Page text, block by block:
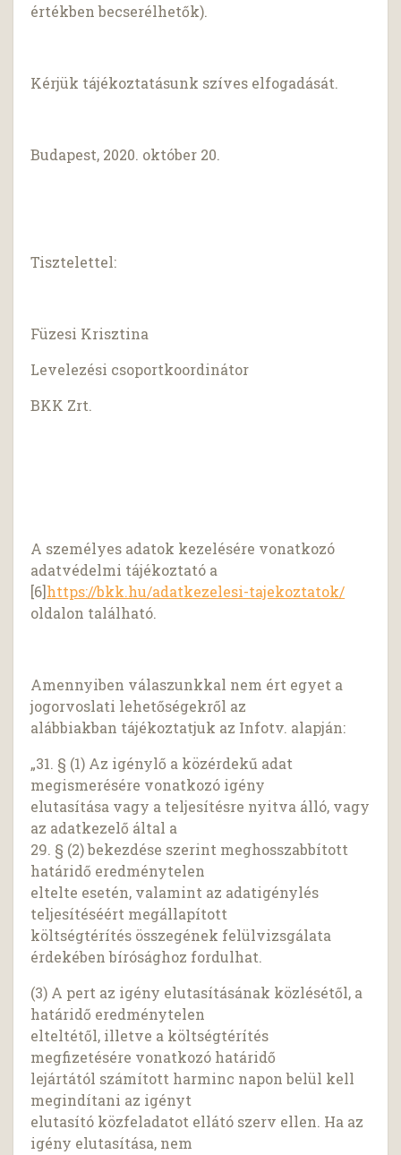
értékben becserélhetők).
Kérjük tájékoztatásunk szíves elfogadását.
Budapest, 2020. október 20.
Tisztelettel:
Füzesi Krisztina
Levelezési csoportkoordinátor
BKK Zrt.
A személyes adatok kezelésére vonatkozó
adatvédelmi tájékoztató a
[6]https://bkk.hu/adatkezelesi-tajekoztatok/
oldalon található.
Amennyiben válaszunkkal nem ért egyet a
jogorvoslati lehetőségekről az
alábbiakban tájékoztatjuk az Infotv. alapján:
„31. § (1) Az igénylő a közérdekű adat
megismerésére vonatkozó igény
elutasítása vagy a teljesítésre nyitva álló, vagy
az adatkezelő által a
29. § (2) bekezdése szerint meghosszabbított
határidő eredménytelen
eltelte esetén, valamint az adatigénylés
teljesítéséért megállapított
költségtérítés összegének felülvizsgálata
érdekében bírósághoz fordulhat.
(3) A pert az igény elutasításának közlésétől, a
határidő eredménytelen
elteltétől, illetve a költségtérítés
megfizetésére vonatkozó határidő
lejártától számított harminc napon belül kell
megindítani az igényt
elutasító közfeladatot ellátó szerv ellen. Ha az
igény elutasítása, nem